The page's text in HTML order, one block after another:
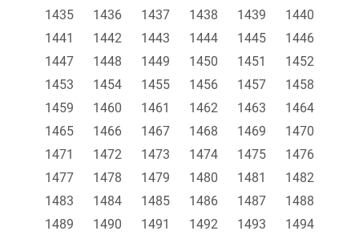
1435
1436 1437 1438 1439
1440
1441
1442 1443 1444 1445
1446
1447
1448 1449 1450 1451
1452
1453
1454 1455 1456 1457
1458
1459
1460 1461 1462 1463
1464
1465
1466 1467 1468 1469
1470
1471
1472 1473 1474 1475
1476
1477
1478 1479 1480 1481
1482
1483
1484 1485 1486 1487
1488
1489
1490 1491 1492 1493
1494